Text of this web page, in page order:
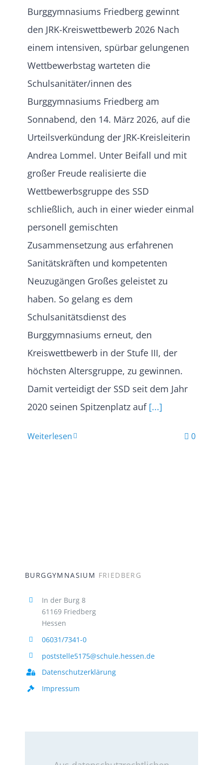
Burggymnasiums Friedberg gewinnt
den JRK-Kreiswettbewerb 2026 Nach
einem intensiven, spürbar gelungenen
Wettbewerbstag warteten die
Schulsanitäter/innen des
Burggymnasiums Friedberg am
Sonnabend, den 14. März 2026, auf die
Urteilsverkündung der JRK-Kreisleiterin
Andrea Lommel. Unter Beifall und mit
großer Freude realisierte die
Wettbewerbsgruppe des SSD
schließlich, auch in einer wieder einmal
personell gemischten
Zusammensetzung aus erfahrenen
Sanitätskräften und kompetenten
Neuzugängen Großes geleistet zu
haben. So gelang es dem
Schulsanitätsdienst des
Burggymnasiums erneut, den
Kreiswettbewerb in der Stufe III, der
höchsten Altersgruppe, zu gewinnen.
Damit verteidigt der SSD seit dem Jahr
2020 seinen Spitzenplatz auf[...]
Weiterlesen 0
BURGGYMNASIUM FRIEDBERG
In der Burg 8
61169 Friedberg
Hessen
06031/7341-0
poststelle5175@schule.hessen.de
Datenschutzerklärung
Impressum